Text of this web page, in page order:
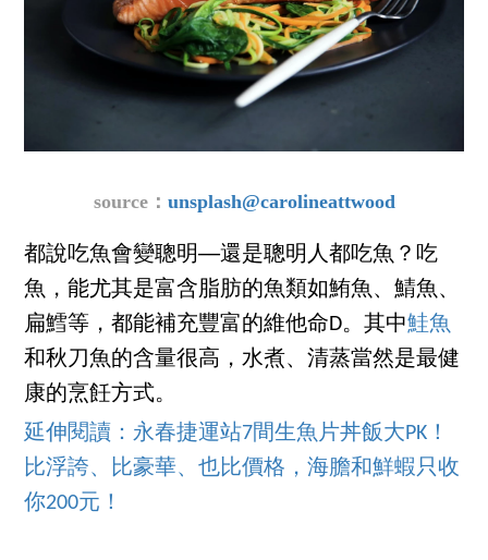
source： unsplash@carolineattwood
都說吃魚會變聰明──還是聰明人都吃魚？吃
魚，能尤其是富含脂肪的魚類如鮪魚、鯖魚、
扁鱈等，都能補充豐富的維他命D。其中鮭魚
和秋刀魚的含量很高，水煮、清蒸當然是最健
康的烹飪方式。
延伸閱讀：永春捷運站7間生魚片丼飯大PK！
比浮誇、比豪華、也比價格，海膽和鮮蝦只收
你200元！